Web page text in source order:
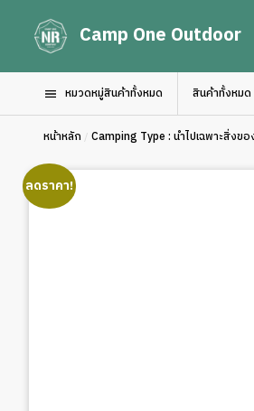
Camp One Outdoor
หมวดหมู่สินค้าทั้งหมด สินค้าทั้งหมด
หน้าหลัก / Camping Type : นำไปเฉพาะสิ่งข
ลดราคา!